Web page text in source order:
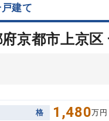
建て
京都市上京
格 1,480万円